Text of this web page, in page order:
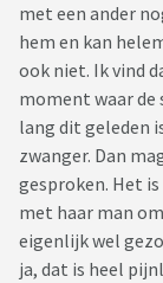
met een ander
hem en kan
ook niet. Ik vind
moment waar de
lang dit geleden
zwanger. Dan
gesproken. Het is
met haar man
eigenlijk wel
ja, dat is heel